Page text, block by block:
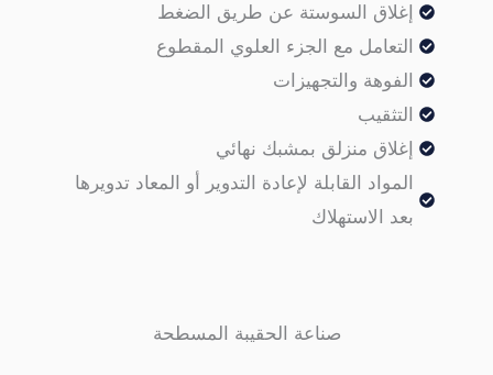
إغلاق السوستة عن طريق الضغط
التعامل مع الجزء العلوي المقطوع
الفوهة والتجهيزات
التثقيب
إغلاق منزلق بمشبك نهائي
المواد القابلة لإعادة التدوير أو المعاد تدويرها
بعد الاستهلاك
صناعة الحقيبة المسطحة